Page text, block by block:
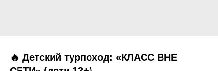
🔥 Детский турпоход: «КЛАСС ВНЕ